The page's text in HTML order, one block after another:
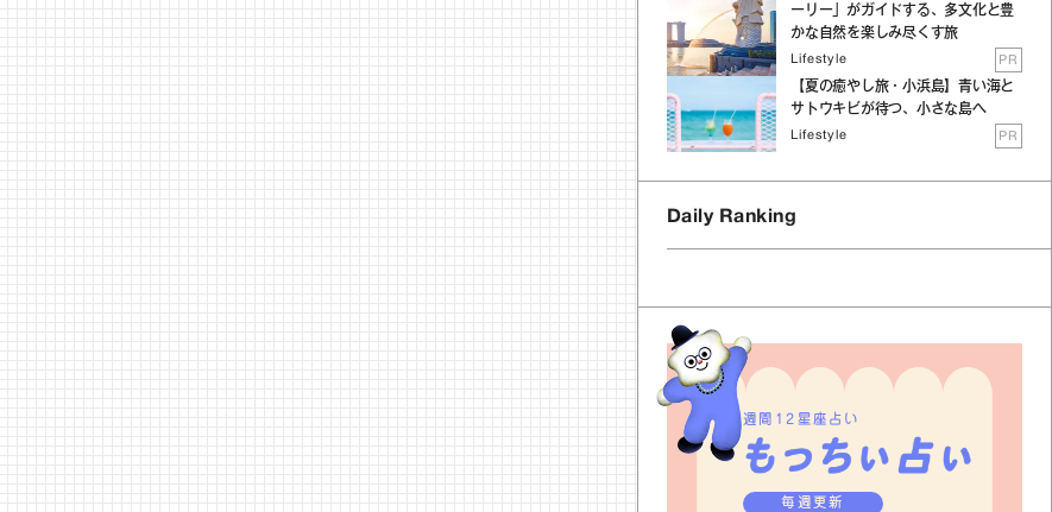
ーリー」がガイドする、多文化と豊
かな自然を楽しみ尽くす旅
Lifestyle PR
【夏の癒やし旅・小浜島】青い海と
サトウキビが待つ、小さな島へ
Lifestyle PR
Daily Ranking
週間12星座占い
毎週更新